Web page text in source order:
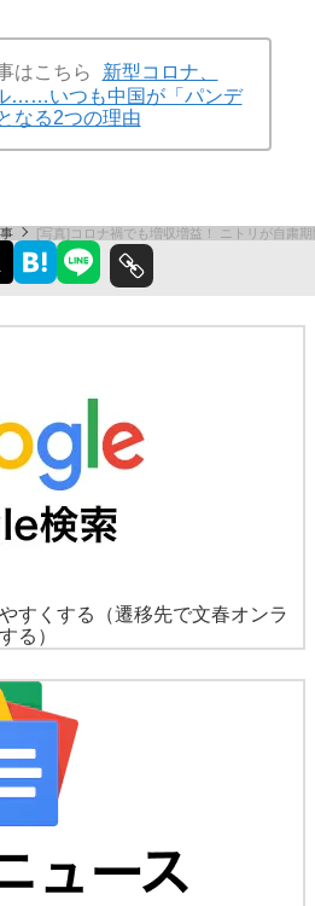
はこちら
新型コロナ、
……いつも中国が「パンデ
なる2つの理由
[写真]コロナ禍でも増収増益！ ニトリが自粛
すくする
（遷移先で文春オンラ
る）